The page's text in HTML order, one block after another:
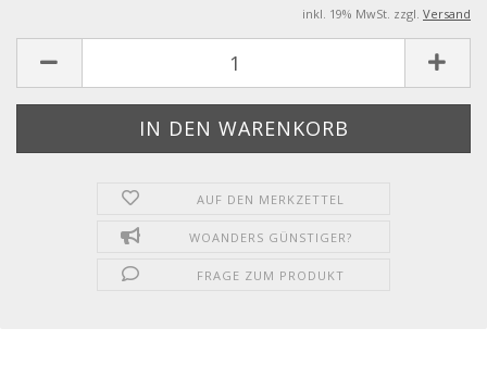
inkl. 19% MwSt. zzgl. Versand
AUF DEN MERKZETTEL
WOANDERS GÜNSTIGER?
FRAGE ZUM PRODUKT